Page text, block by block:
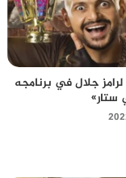
جلال في برنامجه
ستار»